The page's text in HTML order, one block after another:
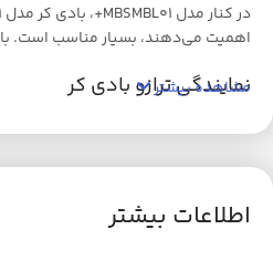
اهمیت می‌دهند، بسیار مناسب است. با
نمایندگی ترازو بادی کر
برای خرید ترازوهای بادی کر و دیگر
ترازوی بادی کر خوبه؟
مشاهده بیشتر
اطلاعات بیشتر